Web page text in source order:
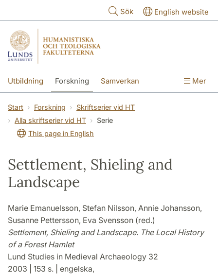
Sök English website
Utbildning Forskning Samverkan Mer
Start Forskning
Skriftserier vid HT
Alla skriftserier vid HT
Serie
This page in English
Settlement, Shieling and
Landscape
Marie Emanuelsson, Stefan Nilsson, Annie Johansson,
Susanne Pettersson, Eva Svensson (red.)
Settlement, Shieling and Landscape. The Local History
of a Forest Hamlet
Lund Studies in Medieval Archaeology 32
2003 | 153 s. | engelska,